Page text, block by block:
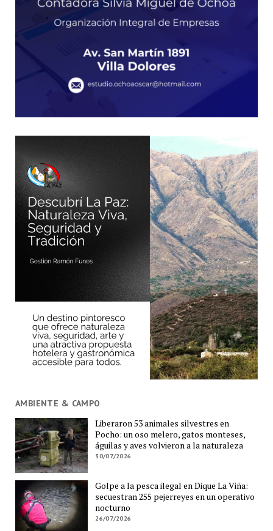
AMBIENTE & CAMPO
Liberaron 53 animales silvestres en
Pocho: un oso melero, gatos monteses,
águilas y aves volvieron a la naturaleza
30/07/2026
Golpe a la pesca ilegal en Dique La Viña:
secuestran 255 pejerreyes en un operativo
nocturno
26/07/2026